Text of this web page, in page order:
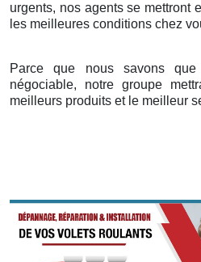
urgents, nos agents se mettront
les meilleures conditions chez
Parce que nous savons
négociable, notre groupe
meilleurs produits et le meilleur